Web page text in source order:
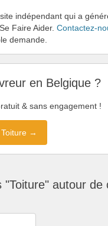
indépendant qui a
Faire Aider. Contactez-
demande.
en Belgique ?
& sans engagement !
Toiture →
"Toiture" autour de